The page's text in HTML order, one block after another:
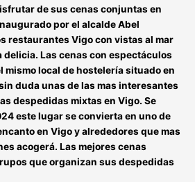
de sus cenas conjuntas en
por el alcalde Abel
restaurantesVigocon vistas al mar
Las cenas con espectáculos
mismo local de hostelería situado en
duda unas de las mas interesantes
despedidas mixtas en Vigo. Se
este lugar se convierta en uno de
en Vigoy alrededores que mas
acogerá. Las mejores cenas
que organizan susdespedidas